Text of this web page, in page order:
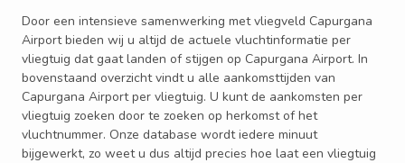
Door een intensieve samenwerking met vliegveld Capurgana
Airport bieden wij u altijd de actuele vluchtinformatie per
vliegtuig dat gaat landen of stijgen op Capurgana Airport. In
bovenstaand overzicht vindt u alle aankomsttijden van
Capurgana Airport per vliegtuig. U kunt de aankomsten per
vliegtuig zoeken door te zoeken op herkomst of het
vluchtnummer. Onze database wordt iedere minuut
bijgewerkt, zo weet u dus altijd precies hoe laat een vliegtuig